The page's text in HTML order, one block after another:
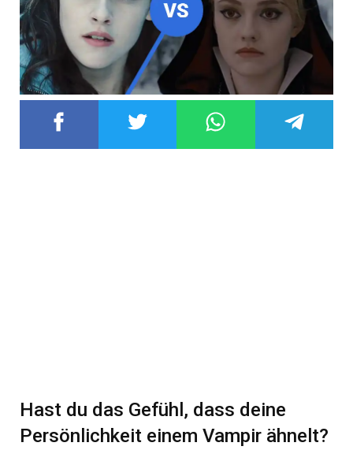
Hast du das Gefühl, dass deine
Persönlichkeit einem Vampir ähnelt?